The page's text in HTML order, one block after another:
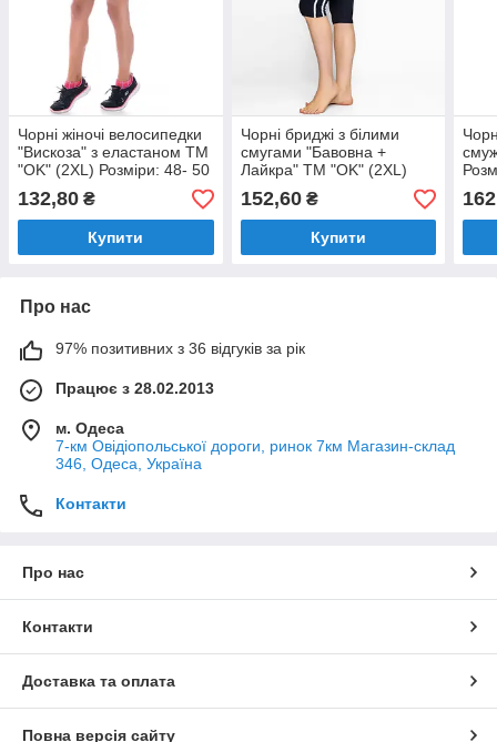
Чорні жіночі велосипедки
"Вискоза" з еластаном ТМ
"OK" (2XL) Розміри: 48- 50
(33039-3)
132,80 ₴
Купити
Чорні бриджі з білими
смугами "Бавовна +
Лайкра" ТМ "OK" (2XL)
Розміри: 50- 52 (33044-1)
152,60₴
Купити
162
Про нас
97% позитивних з 36 відгуків за рік
Працює з 28.02.2013
м. Одеса
7-км Овідіопольської дороги, ринок 7км Магазин-склад
346, Одеса, Україна
Контакти
Про нас
Контакти
Доставка та оплата
Повна версія сайту